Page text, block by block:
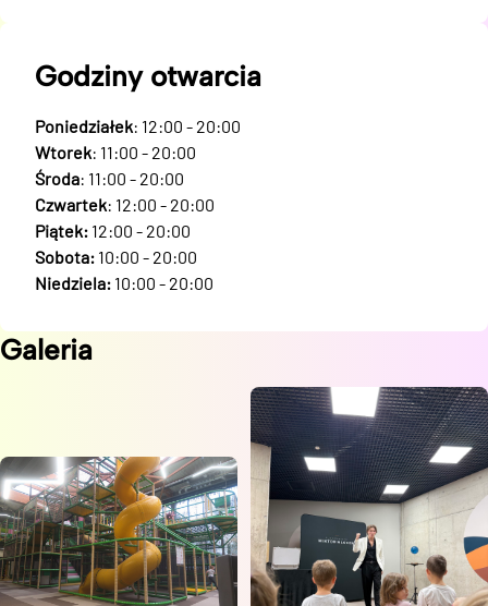
Godziny otwarcia
Poniedziałek: 12:00 - 20:00
Wtorek: 11:00 - 20:00
Środa: 11:00 - 20:00
Czwartek: 12:00 - 20:00
Piątek: 12:00 - 20:00
Sobota: 10:00 - 20:00
Niedziela: 10:00 - 20:00
Galeria